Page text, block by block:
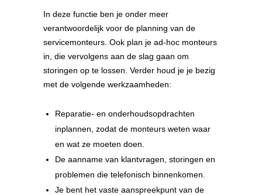
In deze functie ben je onder meer
verantwoordelijk voor de planning van de
servicemonteurs. Ook plan je ad-hoc monteurs
in, die vervolgens aan de slag gaan om
storingen op te lossen. Verder houd je je bezig
met de volgende werkzaamheden:
Reparatie- en onderhoudsopdrachten
inplannen, zodat de monteurs weten waar
en wat ze moeten doen.
De aanname van klantvragen, storingen en
problemen die telefonisch binnenkomen.
Je bent het vaste aanspreekpunt van de